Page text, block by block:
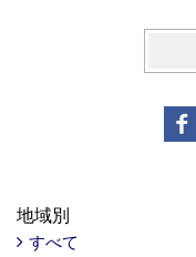
地域別
すべて